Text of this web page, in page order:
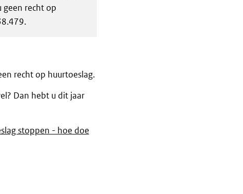
recht op
recht op huurtoeslag.
Dan hebt u dit jaar
stoppen - hoe doe